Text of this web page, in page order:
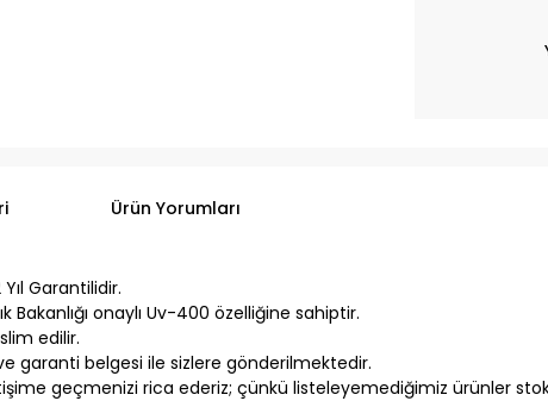
Ürün Yorumları
Garantilidir.
Bakanlığı onaylı Uv-400 özelliğine sahiptir.
edilir.
garanti belgesi ile sizlere gönderilmektedir.
geçmenizi rica ederiz; çünkü listeleyemediğimiz ürünler